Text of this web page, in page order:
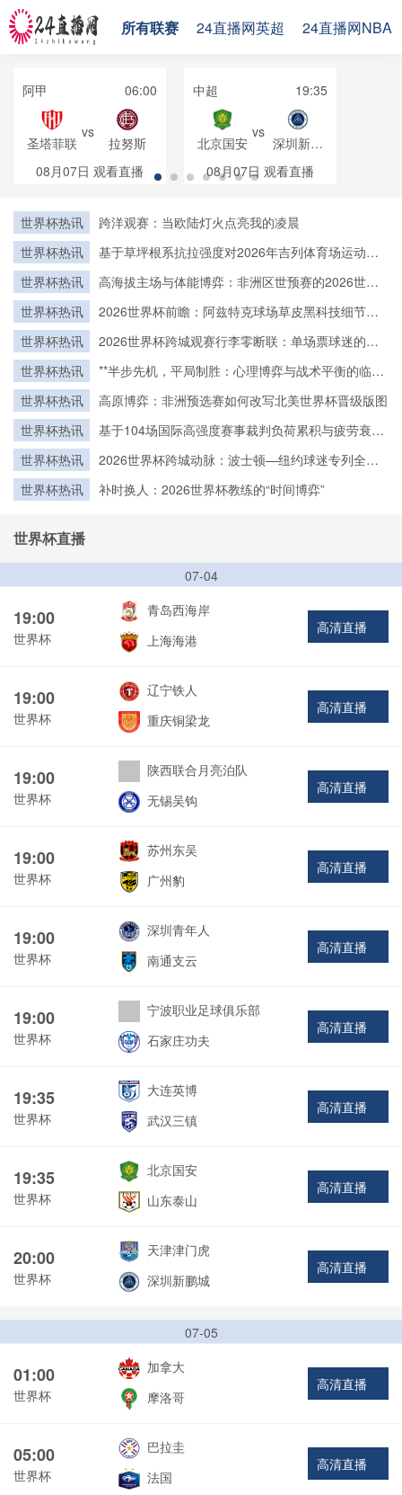
所有联赛 24直播网英超 24直播网NBA
阿甲 06:00
圣塔菲联
vs
拉努斯
08月07日 观看直播
中超 19:35
北京国安
vs
深圳新鹏
城
08月07日 观看直播
世界杯热讯
跨洋观赛：当欧陆灯火点亮我的凌晨
世界杯热讯
基于草坪根系抗拉强度对2026年吉列体育场运动员
世界杯热讯
高海拔主场与体能博弈：非洲区世预赛的2026世界
世界杯热讯
2026世界杯前瞻：阿兹特克球场草皮黑科技细节首
世界杯热讯
2026世界杯跨城观赛行李零断联：单场票球迷的极
世界杯热讯
**半步先机，平局制胜：心理博弈与战术平衡的临界
世界杯热讯
高原博弈：非洲预选赛如何改写北美世界杯晋级版图
世界杯热讯
基于104场国际高强度赛事裁判负荷累积与疲劳衰减
世界杯热讯
2026世界杯跨城动脉：波士顿—纽约球迷专列全程
世界杯热讯 补时换人：2026世界杯教练的“时间博弈”
世界杯直播
07-04
19:00
世界杯
青岛西海岸
上海海港
高清直播
19:00
世界杯
辽宁铁人
重庆铜梁龙
高清直播
19:00
世界杯
陕西联合月亮泊队
无锡吴钩
高清直播
19:00
世界杯
苏州东吴
广州豹
高清直播
19:00
世界杯
深圳青年人
南通支云
高清直播
19:00
世界杯
宁波职业足球俱乐部
石家庄功夫
高清直播
19:35
世界杯
大连英博
武汉三镇
高清直播
19:35
世界杯
北京国安
山东泰山
高清直播
20:00
世界杯
天津津门虎
深圳新鹏城
高清直播
07-05
01:00
世界杯
加拿大
摩洛哥
高清直播
05:00
世界杯
巴拉圭
法国
高清直播